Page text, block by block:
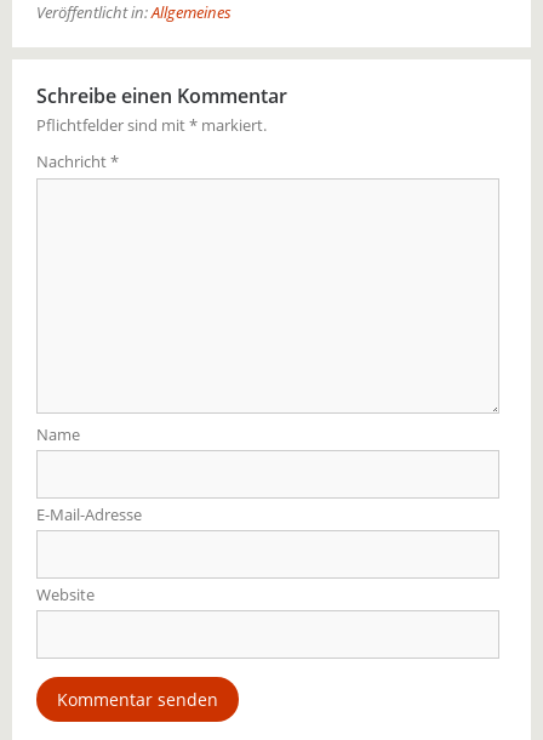
Veröffentlicht in:Allgemeines
Schreibe einen Kommentar
Pflichtfelder sind mit* markiert.
Nachricht*
Name
E-Mail-Adresse
Website